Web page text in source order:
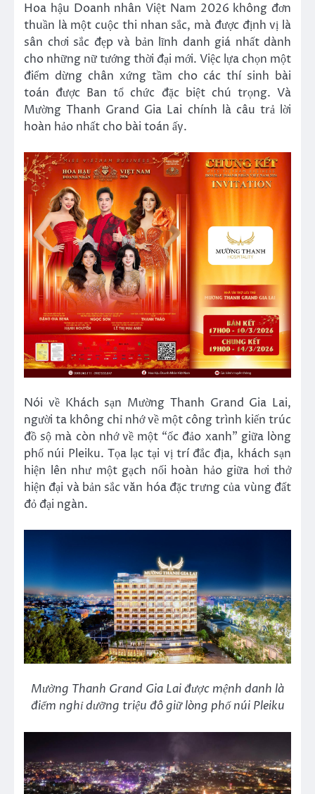
Hoa hậu Doanh nhân Việt Nam 2026 không đơn
thuần là một cuộc thi nhan sắc, mà được định vị là
sân chơi sắc đẹp và bản lĩnh danh giá nhất dành
cho những nữ tướng thời đại mới. Việc lựa chọn một
điểm dừng chân xứng tầm cho các thí sinh bài
toán được Ban tổ chức đặc biệt chú trọng. Và
Mường Thanh Grand Gia Lai chính là câu trả lời
hoàn hảo nhất cho bài toán ấy.
Nói về Khách sạn Mường Thanh Grand Gia Lai,
người ta không chỉ nhớ về một công trình kiến trúc
đồ sộ mà còn nhớ về một “ốc đảo xanh” giữa lòng
phố núi Pleiku. Tọa lạc tại vị trí đắc địa, khách sạn
hiện lên như một gạch nối hoàn hảo giữa hơi thở
hiện đại và bản sắc văn hóa đặc trưng của vùng đất
đỏ đại ngàn.
Mường Thanh Grand Gia Lai được mệnh danh là
điểm nghỉ dưỡng triệu đô giữ lòng phố núi Pleiku